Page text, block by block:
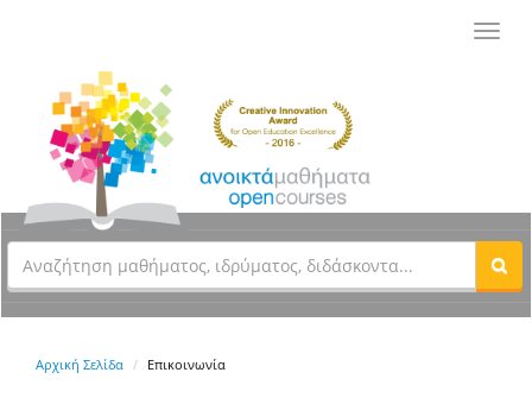
Αρχική Σελίδα Επικοινωνία